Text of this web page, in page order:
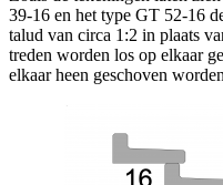
39-16 en het type GT 52-16
talud van circa 1:2 in plaats
treden worden los op elkaar
elkaar heen geschoven